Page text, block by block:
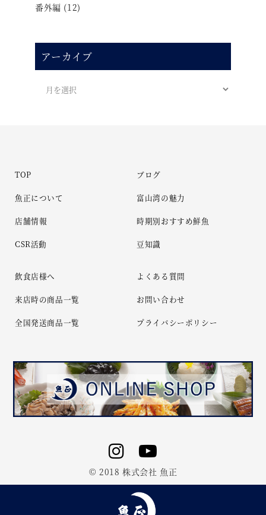
番外編 (12)
アーカイブ
TOP
魚正について
店舗情報
CSR活動
ブログ
富山湾の魅力
時期別おすすめ鮮魚
豆知識
飲食店様へ
来店時の商品一覧
全国発送商品一覧
よくある質問
お問い合わせ
プライバシーポリシー
© 2018 株式会社 魚正